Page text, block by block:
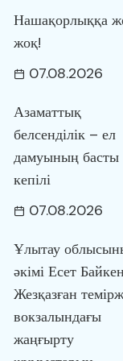
Нашақорлыққа
жоқ!
07.08.2026
Азаматтық
белсенділік – ел
дамуының басты
кепілі
07.08.2026
Ұлытау
әкімі Есет Байкен
Жезқазған
вокзалындағы
жаңғырту